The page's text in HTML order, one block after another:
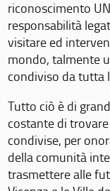
riconoscimento
responsabilità
visitare ed
mondo, talmente
condiviso da tutta
Tutto ciò è di
costante di
condivise, per
della comunità
trasmettere alle